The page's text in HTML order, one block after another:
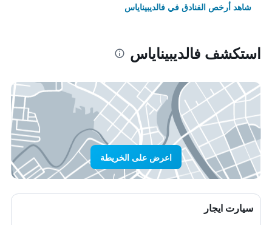
شاهد أرخص الفنادق في فالديبيناياس
استكشف فالديبيناياس
اعرض على الخريطة
سيارت ايجار